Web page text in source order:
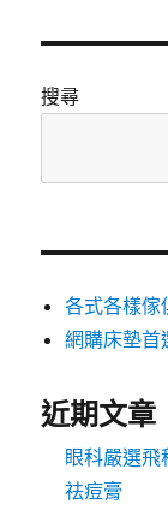
搜尋
各式各樣傢
網購床墊首
近期文章
眼科嚴選
祛痘膏